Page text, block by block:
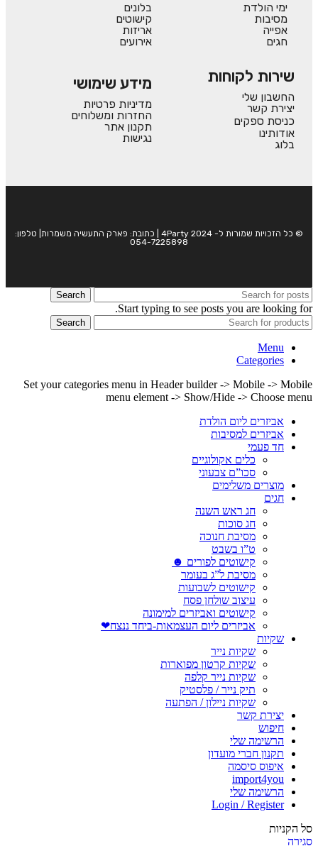
ימי הולדת
מסיבות
אפייה
חגים
בלונים
קישוטים
אריזות
אירועים
שירות לקוחות
החשבון שלי
יצירת קשר
כניסת ספקים
אודותינו
בלוג
מידע שימושי
מדיניות פרטיות
החזרות ומשלוחים
תקנון אתר
נגישות
© כל הזכויות שמורות ל- 4Party 2024 | כתובת: פארק התעשיה משמרות| טלפון:
054-7225898
Search
Start typing to see posts you are looking for.
Search
Menu
Categories
Set your categories menu in Header builder -> Mobile -> Mobile
menu element -> Show/Hide -> Choose menu
אביזרים ליום הולדת
אביזרים למסיבות
חד פעמי
כלים אקולוגיים
סכו”ם צבעוני
מוצרים משלימים
חגים
חג ראש השנה
חג סוכות
מסיבת חנוכה
ט”ו בשבט
קישוטים לפורים ☻
מסיבת ל”ג בעומר
קישוטים לשבועות
עיצוב שולחן פסח
קישוטים ואביזרים למימונה
אביזרים ליום העצמאות-ביחד ננצח❤
שקיות
שקיות נייר
שקיות קרטון מפוארות
שקיות נייר קלפה
תיק נייר / פלסטיק
שקיות ניילון / הפתעה
יצירת קשר
חיפוש
הרשימה שלי
תקנון חברי מועדון
איפוס סיסמה
import4you
הרשימה שלי
Login / Register
סל הקניות
סגירה